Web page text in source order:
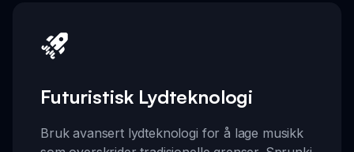
Futuristisk Lydteknologi
Bruk avansert lydteknologi for å lage musikk